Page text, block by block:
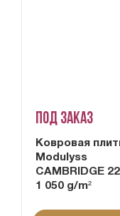
Под заказ
Ковровая
Modulyss
CAMBRIDGE
1 050 g/m²